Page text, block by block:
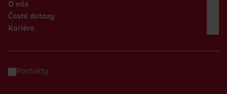
O nás
Časté dotazy
Kariéra
Kontakty